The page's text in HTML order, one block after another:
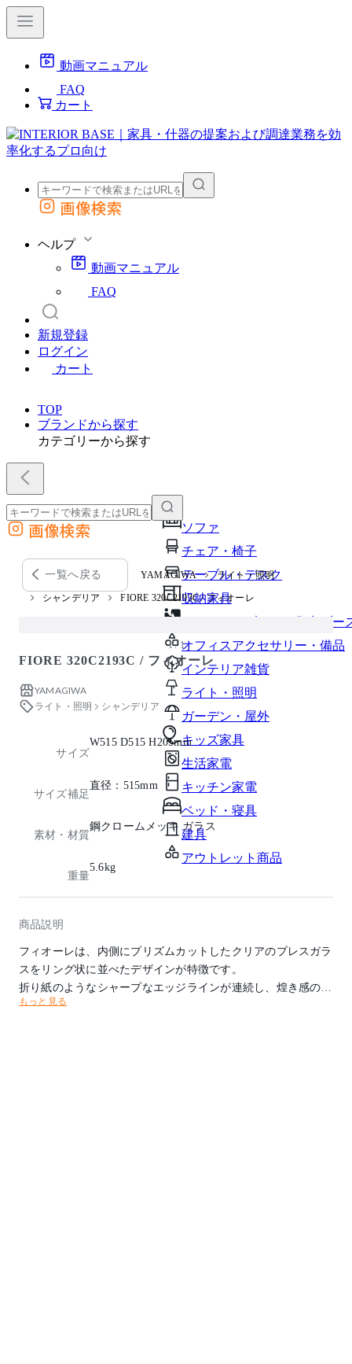
動画マニュアル
FAQ
カート
外部サイトの商品をカートに追加
画像検索
ヘルプ
動画マニュアル
FAQ
新規登録
ログイン
カート
TOP
ブランドから探す
カテゴリーから探す
ソファ
チェア・椅子
テーブル・デスク
収納家具
パーソナルブース・集中ブー
オフィスアクセサリー・備品
インテリア雑貨
ライト・照明
ガーデン・屋外
キッズ家具
生活家電
キッチン家電
ベッド・寝具
建具
アウトレット商品
外部サイトの商品をカートに追加
他のサイトで見つけた商品ページのURLを貼り付けて、カートに追加できます
画像検索
一覧へ戻る YAMAGIWA ライト・照明
シャンデリア FIORE 320C2193C / フィオーレ
1 / 1
FIORE 320C2193C / フィオーレ
YAMAGIWA
ライト・照明
シャンデリア
サイズ
W515 D515 H205mm
サイズ補足
直径：515mm
素材・材質
鋼クロームメッキ ガラス
重量
5.6kg
商品説明
フィオーレは、内側にプリズムカットしたクリアのプレスガラ
スをリング状に並べたデザインが特徴です。
折り紙のようなシャープなエッジラインが連続し、煌き感のあ
るモダンなシャンデリアです。
もっと見る